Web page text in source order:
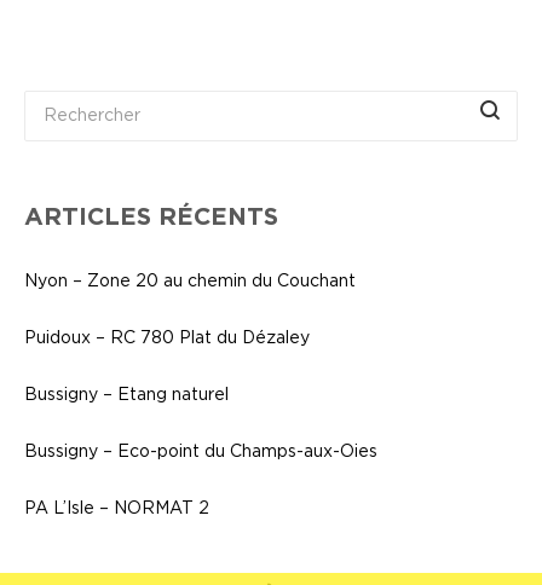
ARTICLES RÉCENTS
Nyon – Zone 20 au chemin du Couchant
Puidoux – RC 780 Plat du Dézaley
Bussigny – Etang naturel
Bussigny – Eco-point du Champs-aux-Oies
PA L’Isle – NORMAT 2